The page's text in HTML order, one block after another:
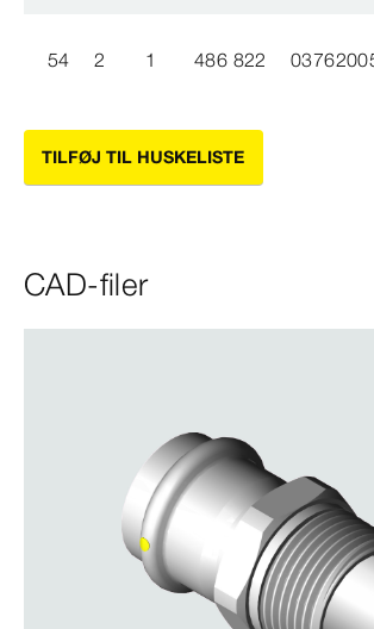
54 2 1 486 822
TILFØJ TIL HUSKELISTE
CAD-filer